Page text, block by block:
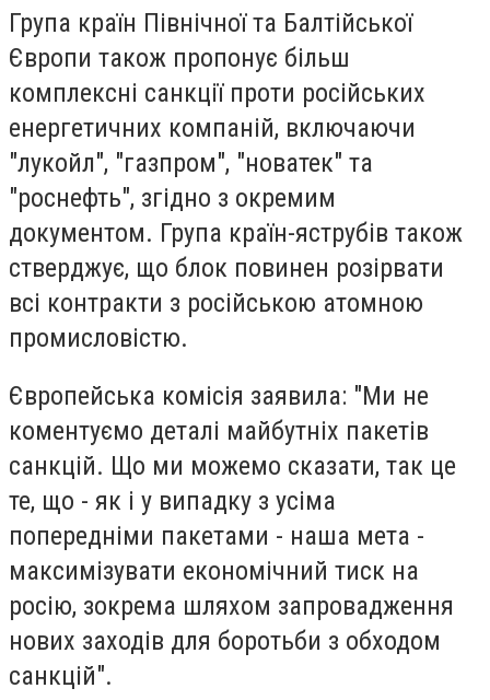
Група країн Північної та Балтійської
Європи також пропонує більш
комплексні санкції проти російських
енергетичних компаній, включаючи
"лукойл", "газпром", "новатек" та
"роснефть", згідно з окремим
документом. Група країн-яструбів також
стверджує, що блок повинен розірвати
всі контракти з російською атомною
промисловістю.
Європейська комісія заявила: "Ми не
коментуємо деталі майбутніх пакетів
санкцій. Що ми можемо сказати, так це
те, що - як і у випадку з усіма
попередніми пакетами - наша мета -
максимізувати економічний тиск на
росію, зокрема шляхом запровадження
нових заходів для боротьби з обходом
санкцій".